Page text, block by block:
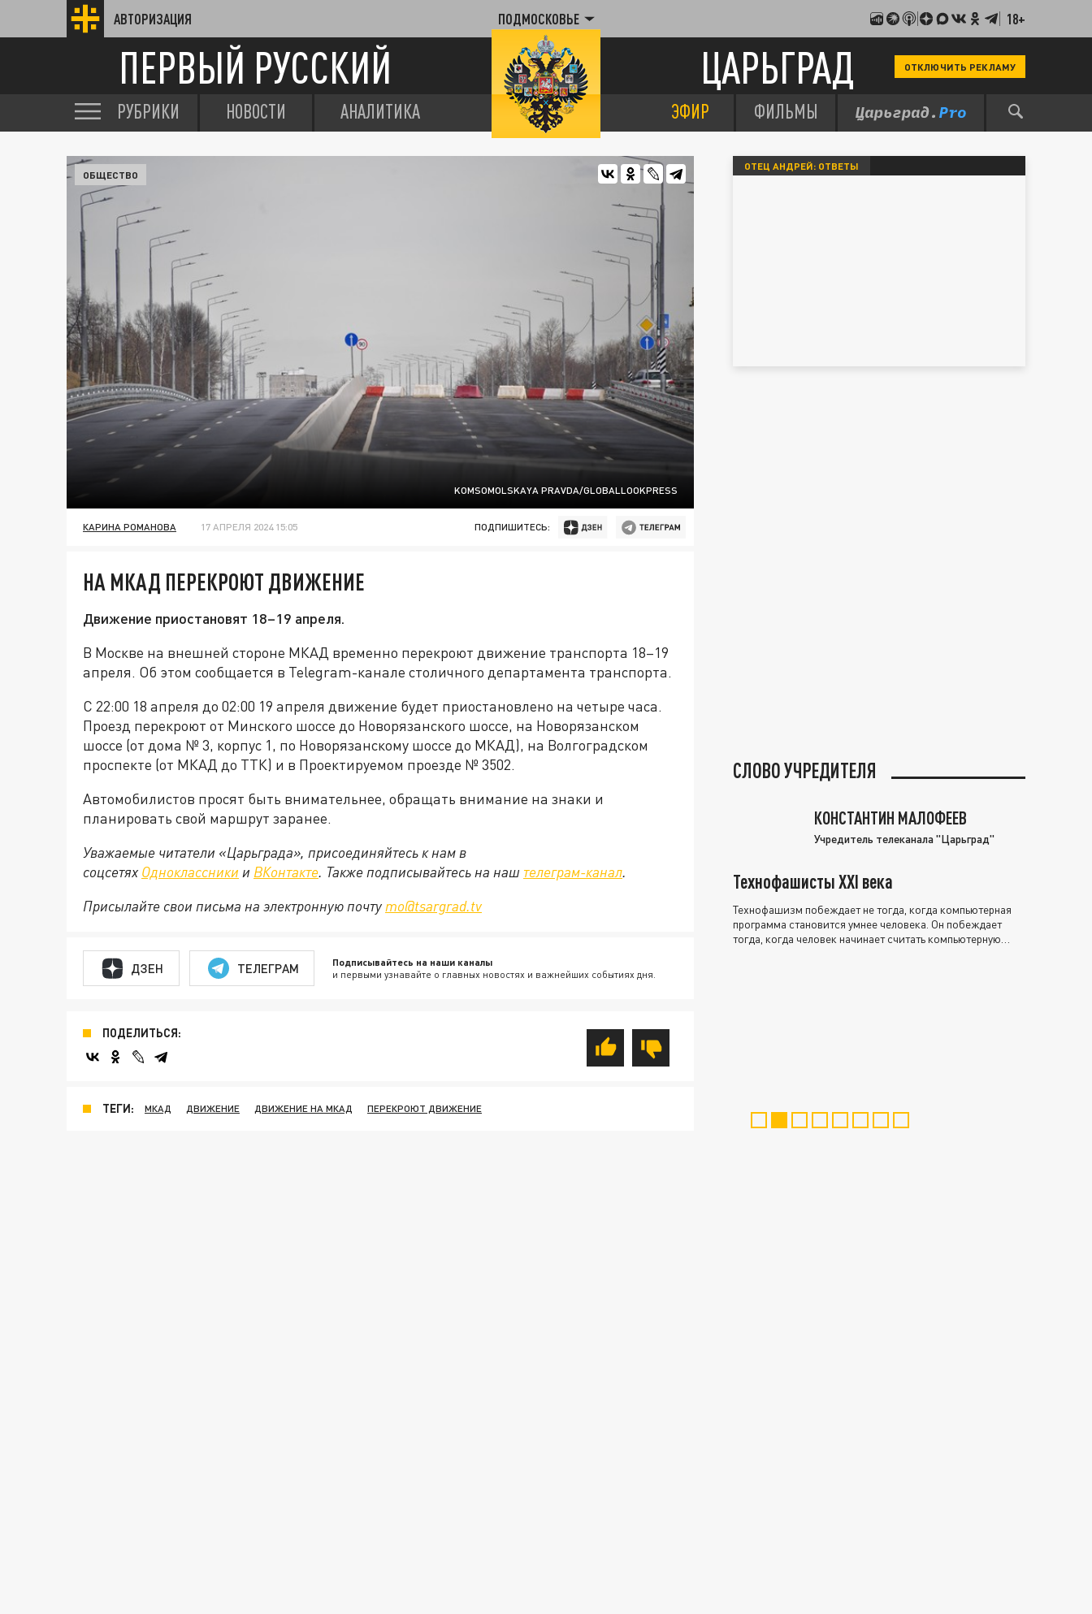
АВТОРИЗАЦИЯ ПОДМОСКОВЬЕ 18+
ПЕРВЫЙ РУССКИЙ ЦАРЬГРАД ОТКЛЮЧИТЬ РЕКЛАМУ
РУБРИКИ НОВОСТИ АНАЛИТИКА ЭФИР ФИЛЬМЫ
KOMSOMOLSKAYA PRAVDA/GLOBALLOOKPRESS
ОБЩЕСТВО
КАРИНА РОМАНОВА 17 АПРЕЛЯ 2024 15:05 ПОДПИШИТЕСЬ:
НА МКАД ПЕРЕКРОЮТ ДВИЖЕНИЕ
Движение приостановят 18–19 апреля.
В Москве на внешней стороне МКАД временно перекроют движение транспорта 18–19
апреля. Об этом сообщается в Telegram-канале столичного департамента транспорта.
С 22:00 18 апреля до 02:00 19 апреля движение будет приостановлено на четыре часа.
Проезд перекроют от Минского шоссе до Новорязанского шоссе, на Новорязанском
шоссе (от дома № 3, корпус 1, по Новорязанскому шоссе до МКАД), на Волгоградском
проспекте (от МКАД до ТТК) и в Проектируемом проезде № 3502.
Автомобилистов просят быть внимательнее, обращать внимание на знаки и
планировать свой маршрут заранее.
Уважаемые читатели «Царьграда», присоединяйтесь к нам в
соцсетях Одноклассники и ВКонтакте. Также подписывайтесь на наш телеграм-канал.
Присылайте свои письма на электронную почту mo@tsargrad.tv
ДЗЕН ТЕЛЕГРАМ Подписывайтесь на наши каналы
и первыми узнавайте о главных новостях и важнейших событиях дня.
ПОДЕЛИТЬСЯ:
ТЕГИ: МКАД ДВИЖЕНИЕ ДВИЖЕНИЕ НА МКАД ПЕРЕКРОЮТ ДВИЖЕНИЕ
ОТЕЦ АНДРЕЙ: ОТВЕТЫ
СЛОВО УЧРЕДИТЕЛЯ
КОНСТАНТИН МАЛОФЕЕВ
Учредитель телеканала "Царьград"
Технофашисты XXI века
Технофашизм побеждает не тогда, когда компьютерная
программа становится умнее человека. Он побеждает
тогда, когда человек начинает считать компьютерную